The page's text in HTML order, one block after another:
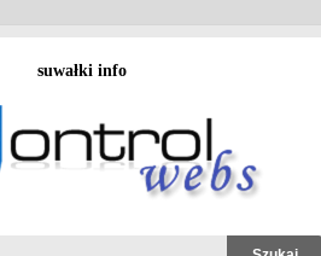
suwałki info